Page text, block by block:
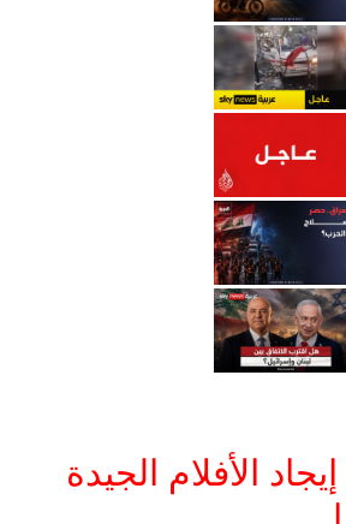
الأفلام الجيدة